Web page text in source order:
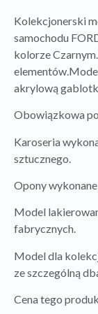
Kolekcjonerski
samochodu
kolorze
akrylową
Obowiązkowa
Karoseria
sztucznego.
Opony
Model
fabrycznych.
Model dla
ze szczególną
Cena tego